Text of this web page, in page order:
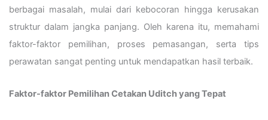
berbagai masalah, mulai dari kebocoran hingga kerusakan
struktur dalam jangka panjang. Oleh karena itu, memahami
faktor-faktor pemilihan, proses pemasangan, serta tips
perawatan sangat penting untuk mendapatkan hasil terbaik.
Faktor-faktor Pemilihan Cetakan Uditch yang Tepat